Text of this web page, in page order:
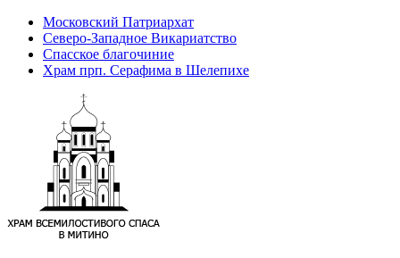
Московский Патриархат
Северо-Западное Викариатство
Спасское благочиние
Храм прп. Серафима в Шелепихе